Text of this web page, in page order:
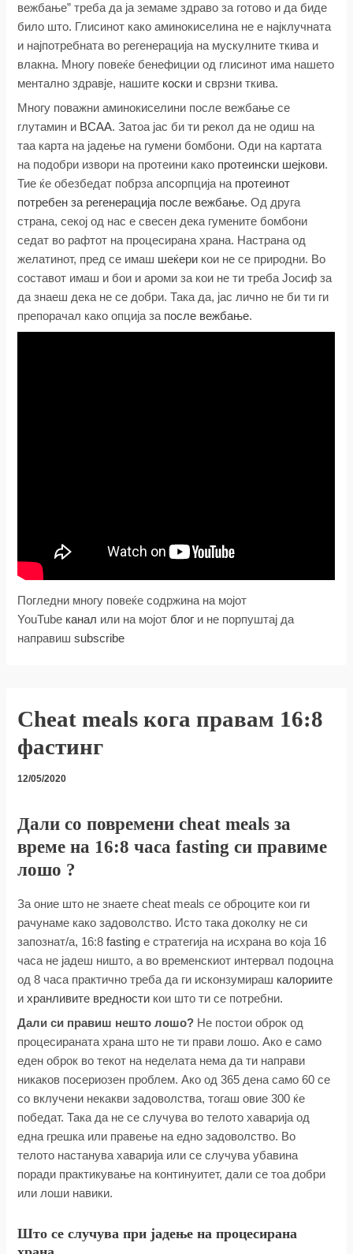
вежбање” треба да ја земаме здраво за готово и да биде
било што. Глисинот како аминокиселина не е најклучната
и најпотребната во регенерација на мускулните ткива и
влакна. Многу повеќе бенефиции од глисинот има нашето
ментално здравје, нашите коски и сврзни ткива.
Многу поважни аминокиселини после вежбање се
глутамин и BCAA. Затоа јас би ти рекол да не одиш на
таа карта на јадење на гумени бомбони. Оди на картата
на подобри извори на протеини како протеински шејкови.
Тие ќе обезбедат побрза апсорпција на протеинот
потребен за регенерација после вежбање. Од друга
страна, секој од нас е свесен дека гумените бомбони
седат во рафтот на процесирана храна. Настрана од
желатинот, пред се имаш шеќери кои не се природни. Во
составот имаш и бои и ароми за кои не ти треба Јосиф за
да знаеш дека не се добри. Така да, јас лично не би ти ги
препорачал како опција за после вежбање.
Погледни многу повеќе содржина на мојот
YouTube канал или на мојот блог и не порпуштај да
направишsubscribe
Cheat meals кога правам 16:8
фастинг
12/05/2020
Дали со повремени cheat meals за
време на 16:8 часа fasting си правиме
лошо ?
За оние што не знаете cheat meals се оброците кои ги
рачунаме како задоволство. Исто така доколку не си
запознат/а, 16:8fasting е стратегија на исхрана во која 16
часа не јадеш ништо, а во временскиот интервал подоцна
од 8 часа практично треба да ги исконзумираш калориите
ихранливите вредности кои што ти се потребни.
Дали си правиш нешто лошо? Не постои оброк од
процесираната храна што не ти прави лошо. Ако е само
еден оброк во текот на неделата нема да ти направи
никаков посериозен проблем. Ако од 365 дена само 60 се
со вклучени некакви задоволства, тогаш овие 300 ќе
победат. Така да не се случува во телото хаварија од
една грешка или правење на едно задоволство. Во
телото настанува хаварија или се случува убавина
поради практикување на континуитет, дали се тоа добри
или лоши навики.
Што се случува при јадење на процесирана